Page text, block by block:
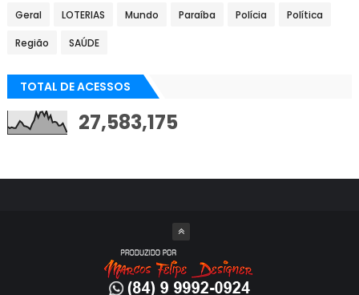
Geral LOTERIAS Mundo Paraíba Polícia Política
Região SAÚDE
TOTAL DE ACESSOS
27,583,175